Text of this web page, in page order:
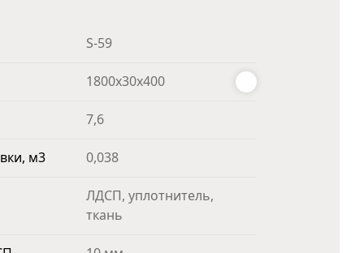
S-59
1800x30x400
7,6
м3 0,038
ЛДСП, уплотнитель,
ткань